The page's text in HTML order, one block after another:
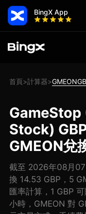
BingX App
首頁>計算器>
Stock)
GMEON兌
截至 2026年08月
換 14.53 GBP，5
匯率計算，1 GBP
小時，GMEON 對